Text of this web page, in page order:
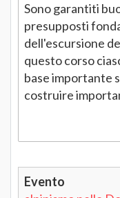
Sono garantiti
presupposti
dell'escursione
questo corso
base importante
costruire